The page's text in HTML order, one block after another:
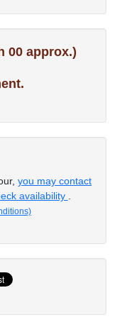
00 approx.)
you may contact
availability